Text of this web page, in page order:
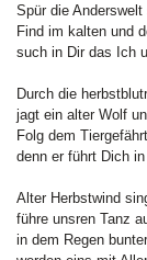
Spür die
Find im kalten und
such in Dir das Ich
Durch die
jagt ein alter Wolf
Folg dem
denn er führt Dich
Alter Herbstwind
führe unsren Tanz
in dem Regen